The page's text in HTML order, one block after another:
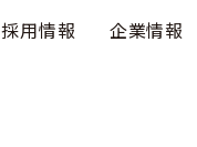
採用情報 企業情報